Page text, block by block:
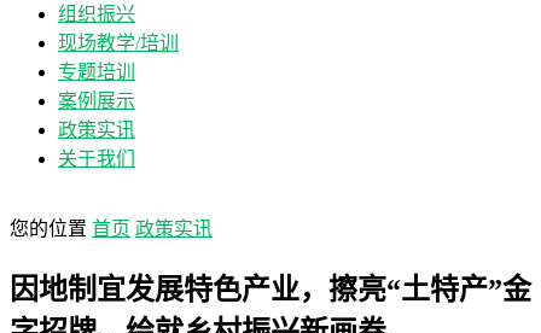
组织振兴
现场教学/培训
专题培训
案例展示
政策实讯
关于我们
您的位置 首页 政策实讯
因地制宜发展特色产业，擦亮“土特产”金